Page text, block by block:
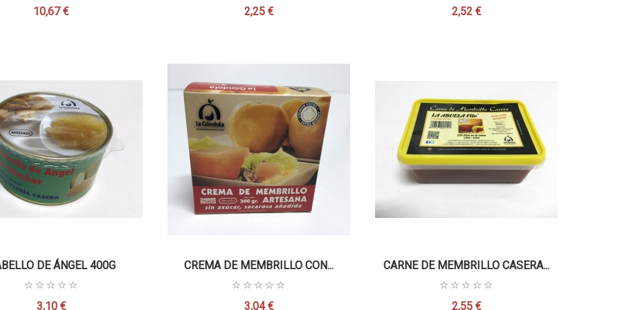
Precio
10,67 €
DE ÁNGEL 400G
Precio
3,10 €
Precio
2,25 €
CREMA DE MEMBRILLO CON...
Precio
3,04 €
Precio
2,52 €
CARNE DE MEMBRILLO CASERA...
Precio
2,55 €